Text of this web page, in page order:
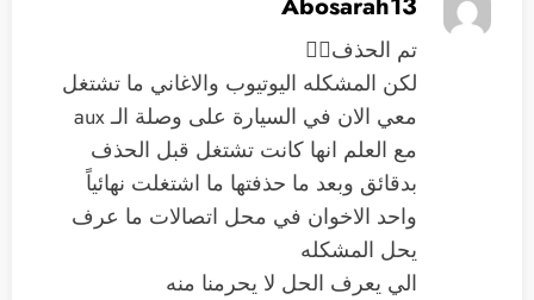
تم الحذف👍🏼
لكن المشكله اليوتيوب والاغاني ما تشتغل
معي الان في السيارة على وصلة الـ aux
مع العلم انها كانت تشتغل قبل الحذف
بدقائق وبعد ما حذفتها ما اشتغلت نهائياً
واحد الاخوان في محل اتصالات ما عرف
يحل المشكله
الي يعرف الحل لا يحرمنا منه